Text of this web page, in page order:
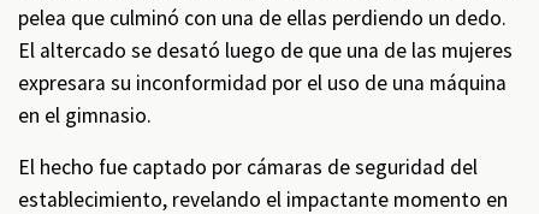
pelea que culminó con una de ellas perdiendo un dedo.
El altercado se desató luego de que una de las mujeres
expresara su inconformidad por el uso de una máquina
en el gimnasio.
El hecho fue captado por cámaras de seguridad del
establecimiento, revelando el impactante momento en